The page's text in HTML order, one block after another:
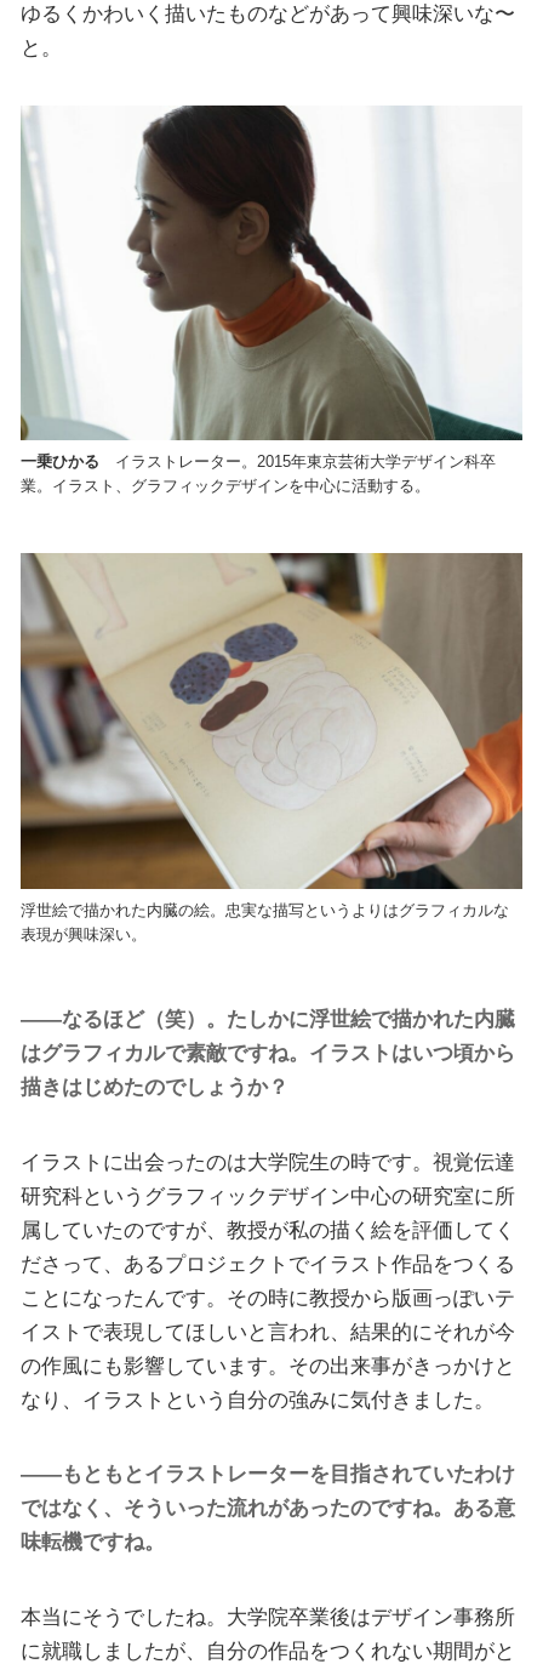
ゆるくかわいく描いたものなどがあって興味深いな〜
と。
一乗ひかる イラストレーター。2015年東京芸術大学デザイン科卒
業。イラスト、グラフィックデザインを中心に活動する。
浮世絵で描かれた内臓の絵。忠実な描写というよりはグラフィカルな
表現が興味深い。
――なるほど（笑）。たしかに浮世絵で描かれた内臓
はグラフィカルで素敵ですね。イラストはいつ頃から
描きはじめたのでしょうか？
イラストに出会ったのは大学院生の時です。視覚伝達
研究科というグラフィックデザイン中心の研究室に所
属していたのですが、教授が私の描く絵を評価してく
ださって、あるプロジェクトでイラスト作品をつくる
ことになったんです。その時に教授から版画っぽいテ
イストで表現してほしいと言われ、結果的にそれが今
の作風にも影響しています。その出来事がきっかけと
なり、イラストという自分の強みに気付きました。
――もともとイラストレーターを目指されていたわけ
ではなく、そういった流れがあったのですね。ある意
味転機ですね。
本当にそうでしたね。大学院卒業後はデザイン事務所
に就職しましたが、自分の作品をつくれない期間がと